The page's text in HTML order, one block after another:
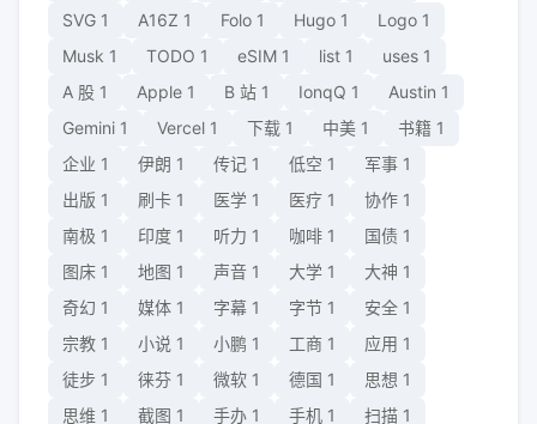
SVG 1 A16Z 1 Folo 1 Hugo 1 Logo 1
Musk 1 TODO 1 eSIM 1 list 1 uses 1
A 股 1 Apple 1 B 站 1 IonqQ 1 Austin 1
Gemini 1 Vercel 1 下载 1 中美 1 书籍 1
企业 1 伊朗 1 传记 1 低空 1 军事 1
出版 1 刷卡 1 医学 1 医疗 1 协作 1
南极 1 印度 1 听力 1 咖啡 1 国债 1
图床 1 地图 1 声音 1 大学 1 大神 1
奇幻 1 媒体 1 字幕 1 字节 1 安全 1
宗教 1 小说 1 小鹏 1 工商 1 应用 1
徒步 1 徕芬 1 微软 1 德国 1 思想 1
思维 1 截图 1 手办 1 手机 1 扫描 1